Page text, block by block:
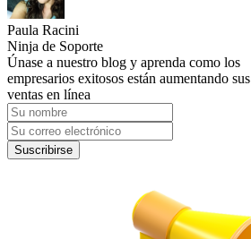
Paula Racini
Ninja de Soporte
Únase a nuestro blog y aprenda como los
empresarios exitosos están aumentando sus
ventas en línea
Suscribirse